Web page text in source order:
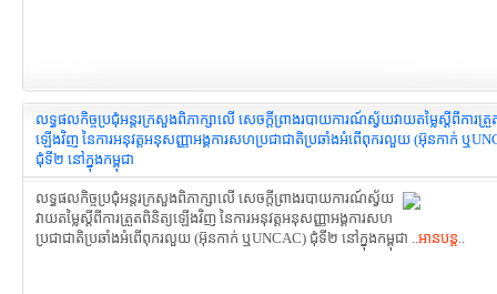
លទ្ធផលកិច្ចប្រជុំអន្តរក្រសួងពិភាក្សាលើ សេចក្តីព្រាងរបាយការណ៍ស្វ័យ​វាយតម្លៃស្តីពីការត្
ឡើងវិញ នៃការអនុវត្តអនុសញ្ញាអង្គការ​សហប្រជាជាតិ​ប្រឆាំងអំពើពុករលួយ (អ៊ុនកាក់ ឬ
ជុំទី២ នៅក្នុងកម្ពុជា
លទ្ធផលកិច្ចប្រជុំអន្តរក្រសួងពិភាក្សាលើ សេចក្តីព្រាងរបាយការណ៍ស្វ័យ​
វាយតម្លៃស្តីពីការត្រួតពិនិត្យឡើងវិញ នៃការអនុវត្តអនុសញ្ញាអង្គការ​សហ
ប្រជាជាតិ​ប្រឆាំងអំពើពុករលួយ (អ៊ុនកាក់ ឬUNCAC) ជុំទី២ នៅក្នុងកម្ពុជា ..អានបន្ត..